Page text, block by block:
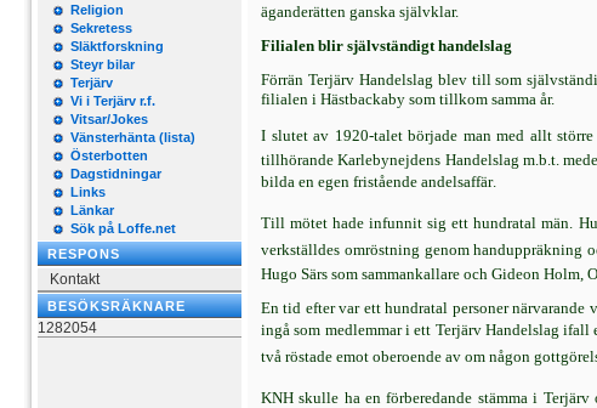
Religion
Sekretess
Släktforskning
Steyr bilar
Terjärv
Vi i Terjärv r.f.
Vitsar/Jokes
Vänsterhänta (lista)
Österbotten
Dagstidningar
Links
Länkar
Sök på Loffe.net
RESPONS
Kontakt
BESÖKSRÄKNARE
1282054
äganderätten ganska självklar.
Filialen blir självständigt handelslag
Förrän Terjärv Handelslag blev till som
filialen i Hästbackaby som tillkom samma år.
I slutet av 1920-talet började man med allt
tillhörande Karlebynejdens Handelslag m.b.t.
bilda en egen fristående andelsaffär.
Till mötet hade infunnit sig ett hundratal män.
verkställdes omröstning genom handuppräkning
Hugo Särs som sammankallare och Gideon Holm,
En tid efter var ett hundratal personer
ingå som medlemmar i ett Terjärv Handelslag ifall
två röstade emot oberoende av om någon
KNH skulle ha en förberedande stämma i